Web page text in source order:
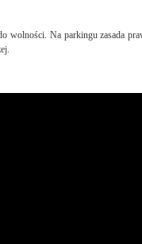
wolności. Na parkingu zasada